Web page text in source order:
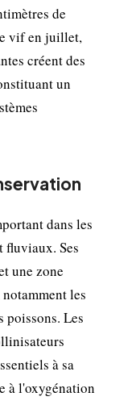
de
vif en juillet,
créent des
un
dans les
fluviaux. Ses
une zone
les
poissons. Les
à sa
à l'oxygénation